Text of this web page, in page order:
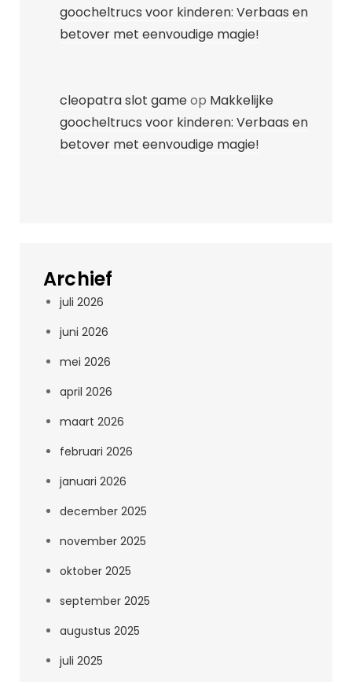
goocheltrucs voor kinderen: Verbaas en
betover met eenvoudige magie!
cleopatra slot gameop Makkelijke
goocheltrucs voor kinderen: Verbaas en
betover met eenvoudige magie!
Archief
juli 2026
juni 2026
mei 2026
april 2026
maart 2026
februari 2026
januari 2026
december 2025
november 2025
oktober 2025
september 2025
augustus 2025
juli 2025